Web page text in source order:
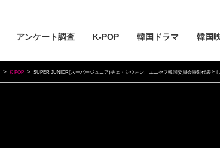
アンケート調査 K-POP 韓国ドラマ 韓国
K-POP SUPER JUNIOR(スーパージュニア)チェ・シウォン、ユニセフ韓国委員会特別代表と